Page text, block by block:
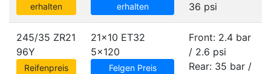
erhalten
erhalten
36 psi
245/35 ZR21
96Y
Reifenpreis
21x10 ET32
5x120
Felgen Preis
Front: 2.4 bar
/ 2.6 psi
Rear: 35 bar /